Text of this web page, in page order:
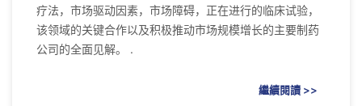
疗法，市场驱动因素，市场障碍，正在进行的临床试验，
该领域的关键合作以及积极推动市场规模增长的主要制药
公司的全面见解。 .
繼續閱讀 >>